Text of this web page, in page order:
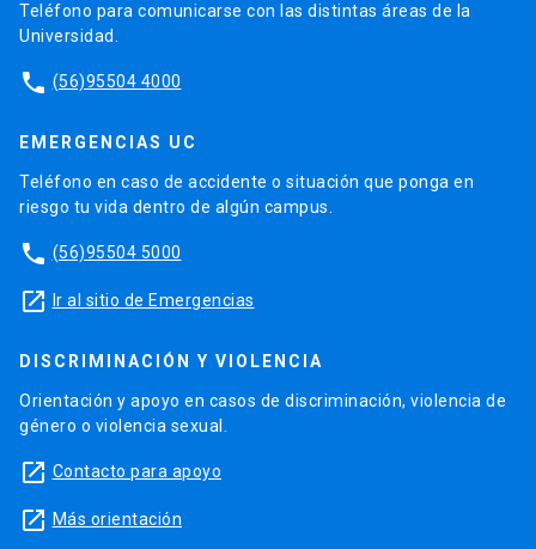
Teléfono para comunicarse con las distintas áreas de la
Universidad.
phone (56)95504 4000
EMERGENCIAS UC
Teléfono en caso de accidente o situación que ponga en
riesgo tu vida dentro de algún campus.
phone (56)95504 5000
launch Ir al sitio de Emergencias
DISCRIMINACIÓN Y VIOLENCIA
Orientación y apoyo en casos de discriminación, violencia de
género o violencia sexual.
launch Contacto para apoyo
launch Más orientación